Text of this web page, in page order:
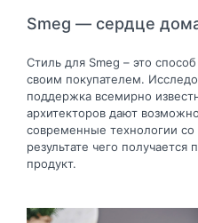
Smeg — сердце
Стиль для Smeg – это
своим покупателем.
поддержка всемирно
архитекторов дают
современные технологии
результате чего
продукт.